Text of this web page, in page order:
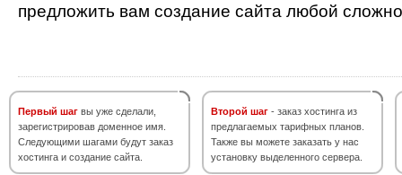
предложить вам создание сайта любой
Первый шаг вы уже сделали,
зарегистрировав доменное имя.
Следующими шагами будут заказ
хостинга и создание сайта.
Второй шаг - заказ хостинга из
предлагаемых тарифных планов.
Также вы можете заказать у нас
установку выделенного сервера.